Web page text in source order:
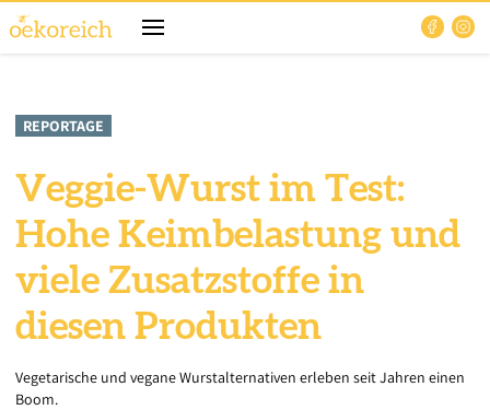
REPORTAGE
Veggie-Wurst im Test:
Hohe Keimbelastung und
viele Zusatzstoffe in
diesen Produkten
Vegetarische und vegane Wurstalternativen erleben seit Jahren einen
Boom.